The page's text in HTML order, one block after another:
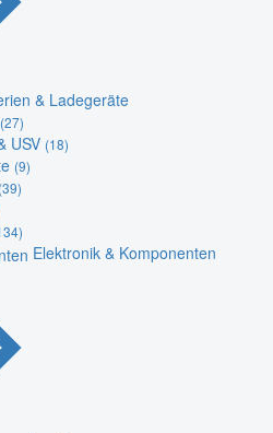
& Ladegeräte
(27)
USV (18)
(9)
(39)
Elektronik & Komponenten